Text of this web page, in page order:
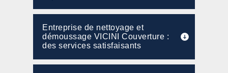
Entreprise de nettoyage et
démoussage VICINI Couverture :
des services satisfaisants